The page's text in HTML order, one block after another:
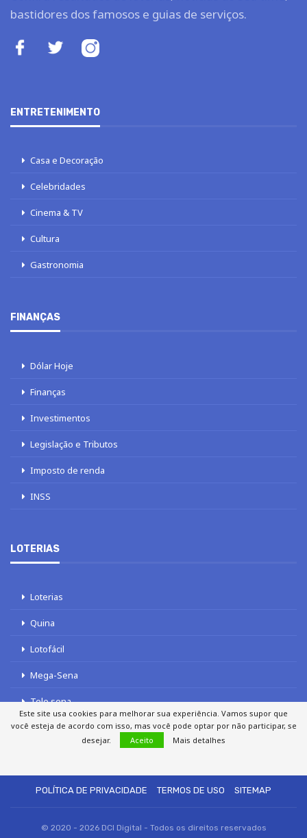
bastidores dos famosos e guias de serviços.
ENTRETENIMENTO
Casa e Decoração
Celebridades
Cinema & TV
Cultura
Gastronomia
FINANÇAS
Dólar Hoje
Finanças
Investimentos
Legislação e Tributos
Imposto de renda
INSS
LOTERIAS
Loterias
Quina
Lotofácil
Mega-Sena
Tele sena
POLÍTICA DE PRIVACIDADE
TERMOS DE USO SITEMAP
© 2020 - 2026 DCI Digital - Todos os direitos reservados
Este site usa cookies para melhorar sua experiência. Vamos supor que
você esteja de acordo com isso, mas você pode optar por não participar, se
desejar.
Aceito Mais detalhes